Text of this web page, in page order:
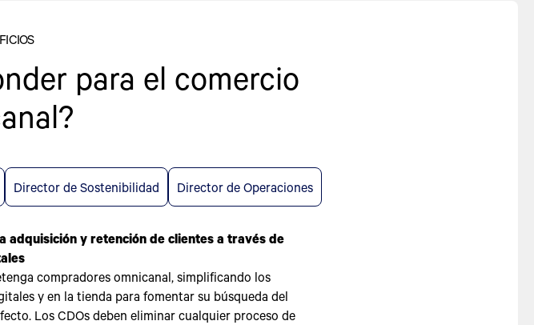
para el comercio
Director de Sostenibilidad Director de Operaciones
adquisición y retención de clientes a través de
compradores omnicanal, simplificando los
y en la tienda para fomentar su búsqueda del
Los CDOs deben eliminar cualquier proceso de